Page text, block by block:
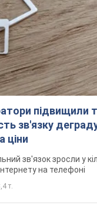
підвищили
зв'язку
ціни
зв'язок зросли у
на телефоні
т.